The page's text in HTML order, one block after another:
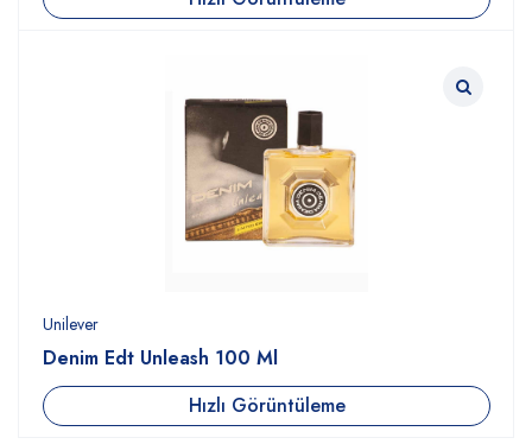
Unilever
Denim Edt Unleash 100 Ml
Hızlı Görüntüleme